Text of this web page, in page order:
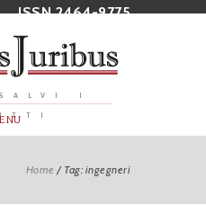
ISSN 2464-9775
I
Home / Tag: ingegneri